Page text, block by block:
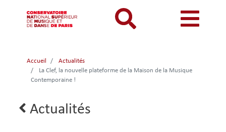
au
contenu
Catalogue
Mon
compte
responsive
Menu
mon
compte
Je me connecte
J'ai oublié mon mot de passe
Menu
mobile
BIBLIOTHEQUES ET ARCHIVES
RESSOURCES NUMERIQUES
Accueil
Actualités
La Clef, la nouvelle plateforme de la Maison de la Musique
Contemporaine !
Lien Actualités